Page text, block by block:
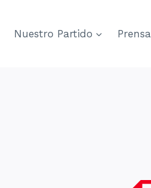
Nuestro Partido Prensa